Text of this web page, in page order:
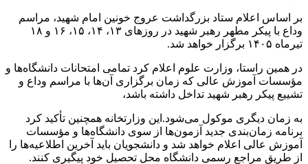
بر اساس اعلام ستاد بزرگداشت عروج خونین امام شهید، مراسم
وداع با پیکر مطهر رهبر شهید در روزهای ۱۳، ۱۴، ۱۵، ۱۶ و ۱۸
تیرماه ۱۴۰۵ برگزار خواهد شد.
در همین راستا، وزارت علوم اعلام کرد تمامی امتحانات دانشگاه‌ها و
مؤسسات آموزش عالی که زمان برگزاری آن‌ها با مراسم وداع و
تشییع پیکر رهبر شهید تداخل داشته باشد،
به زمان دیگری موکول می‌شود.این وزارتخانه همچنین تأکید کرد
برنامه زمان‌بندی جدید آزمون‌ها از سوی دانشگاه‌ها و مؤسسات
آموزش عالی اعلام خواهد شد و دانشجویان باید آخرین اطلاعیه‌ها را
از طریق مراجع رسمی دانشگاه محل تحصیل خود پیگیری کنند.